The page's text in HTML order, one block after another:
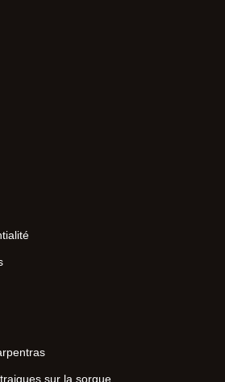
sur la sorgue